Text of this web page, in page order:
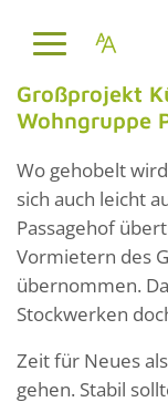
Großprojekt
Wohngruppe
Wo gehobelt
sich auch leicht
Passagehof
Vormietern des
übernommen.
Stockwerken
Zeit für Neues
gehen. Stabil